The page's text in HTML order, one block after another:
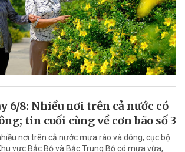
6/8: Nhiều nơi trên cả nước có
tin cuối cùng về cơn bão số 3
nơi trên cả nước mưa rào và dông, cục bộ
vực Bắc Bộ và Bắc Trung Bộ có mưa vừa,